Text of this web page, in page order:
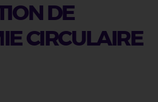
DE
CIRCULAIRE